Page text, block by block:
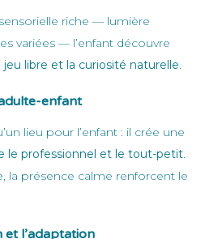
riche — lumière
variées — l’enfant découvre
jeu libre et la curiosité naturelle.
enfant
lieu pour l’enfant : il crée une
le professionnel et le tout-petit.
la présence calme renforcent le
et l’adaptation